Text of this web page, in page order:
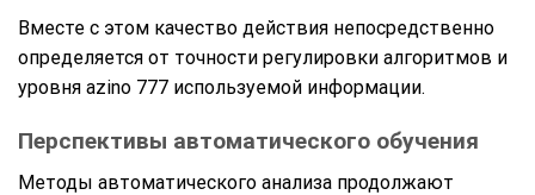
Вместе с этом качество действия непосредственно
определяется от точности регулировки алгоритмов и
уровня azino 777 используемой информации.
Перспективы автоматического обучения
Методы автоматического анализа продолжают